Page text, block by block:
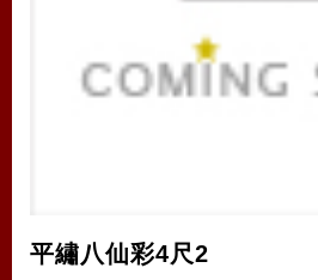
平繡八仙彩4尺2